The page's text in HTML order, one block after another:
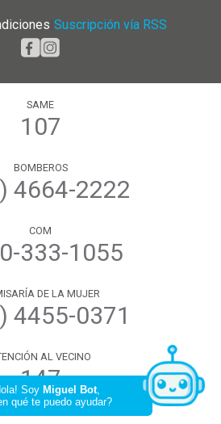
Suscripción vía RSS
SAME
107
BOMBEROS
4664-2222
COM
333-1055
DE LA MUJER
4455-0371
AL VECINO
147